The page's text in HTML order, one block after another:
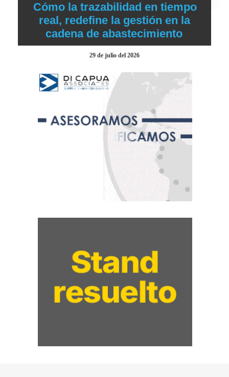
Cómo la trazabilidad en tiempo
real, redefine la gestión en la
cadena de abastecimiento
29 de julio del 2026